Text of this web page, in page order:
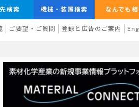
検索 機械・装置検索 なんでも
ご要望・ご質問 登録と広告のご案内